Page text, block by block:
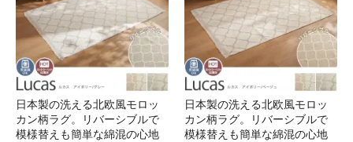
日本製の洗える北欧風モロッ
カン柄ラグ。リバーシブルで
模様替えも簡単な綿混の心地
日本製の洗える北欧風モロッ
カン柄ラグ。リバーシブルで
模様替えも簡単な綿混の心地